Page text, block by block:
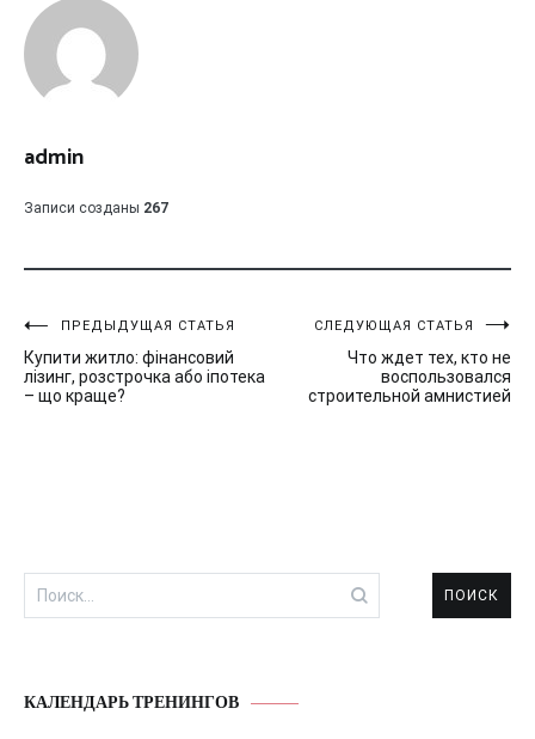
admin
Записи созданы 267
Навигация
по
ПРЕДЫДУЩАЯ СТАТЬЯ
Купити житло: фінансовий
лізинг, розстрочка або іпотека
– що краще?
СЛЕДУЮЩАЯ СТАТЬЯ
Что ждет тех, кто не
воспользовался
строительной амнистией
Найти:
КАЛЕНДАРЬ ТРЕНИНГОВ